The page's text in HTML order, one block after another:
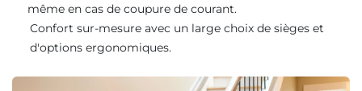
même en cas de coupure de courant.
Confort sur-mesure avec un large choix de sièges et
d'options ergonomiques.